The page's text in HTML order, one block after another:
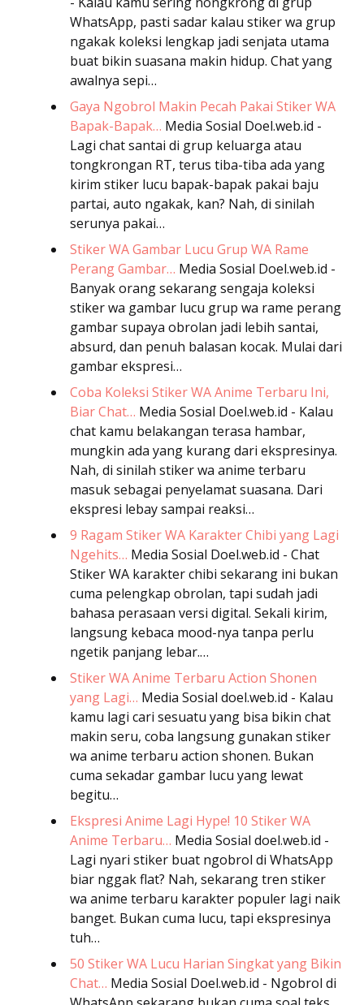
WhatsApp, pasti sadar kalau stiker wa grup
ngakak koleksi lengkap jadi senjata utama
buat bikin suasana makin hidup. Chat yang
awalnya sepi…
Gaya Ngobrol Makin Pecah Pakai Stiker WA
Bapak-Bapak… Media Sosial Doel.web.id -
Lagi chat santai di grup keluarga atau
tongkrongan RT, terus tiba-tiba ada yang
kirim stiker lucu bapak-bapak pakai baju
partai, auto ngakak, kan? Nah, di sinilah
serunya pakai…
Stiker WA Gambar Lucu Grup WA Rame
Perang Gambar… Media Sosial Doel.web.id -
Banyak orang sekarang sengaja koleksi
stiker wa gambar lucu grup wa rame perang
gambar supaya obrolan jadi lebih santai,
absurd, dan penuh balasan kocak. Mulai dari
gambar ekspresi…
Coba Koleksi Stiker WA Anime Terbaru Ini,
Biar Chat… Media Sosial Doel.web.id - Kalau
chat kamu belakangan terasa hambar,
mungkin ada yang kurang dari ekspresinya.
Nah, di sinilah stiker wa anime terbaru
masuk sebagai penyelamat suasana. Dari
ekspresi lebay sampai reaksi…
9 Ragam Stiker WA Karakter Chibi yang Lagi
Ngehits… Media Sosial Doel.web.id - Chat
Stiker WA karakter chibi sekarang ini bukan
cuma pelengkap obrolan, tapi sudah jadi
bahasa perasaan versi digital. Sekali kirim,
langsung kebaca mood-nya tanpa perlu
ngetik panjang lebar.…
Stiker WA Anime Terbaru Action Shonen
yang Lagi… Media Sosial doel.web.id - Kalau
kamu lagi cari sesuatu yang bisa bikin chat
makin seru, coba langsung gunakan stiker
wa anime terbaru action shonen. Bukan
cuma sekadar gambar lucu yang lewat
begitu…
Ekspresi Anime Lagi Hype! 10 Stiker WA
Anime Terbaru… Media Sosial doel.web.id -
Lagi nyari stiker buat ngobrol di WhatsApp
biar nggak flat? Nah, sekarang tren stiker
wa anime terbaru karakter populer lagi naik
banget. Bukan cuma lucu, tapi ekspresinya
tuh…
50 Stiker WA Lucu Harian Singkat yang Bikin
Chat… Media Sosial Doel.web.id - Ngobrol di